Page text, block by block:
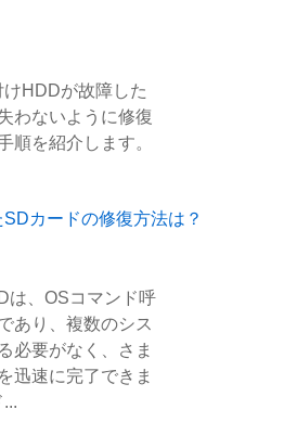
けHDDが故障した
わないように修復
順を紹介します。
カードの修復方法は？
は、OSコマンド呼
あり、複数のシス
必要がなく、さま
迅速に完了できま